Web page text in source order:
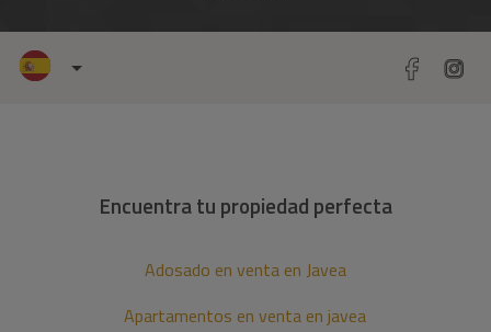
Encuentra tu propiedad perfecta
Adosado en venta en Javea
Apartamentos en venta en javea